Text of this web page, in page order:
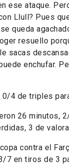
ese ataque.
Llull? Pues
queda
resuello
sacas
enchufar.
4 de triples
26 minutos,
3 de
contra el
7 en tiros de 3